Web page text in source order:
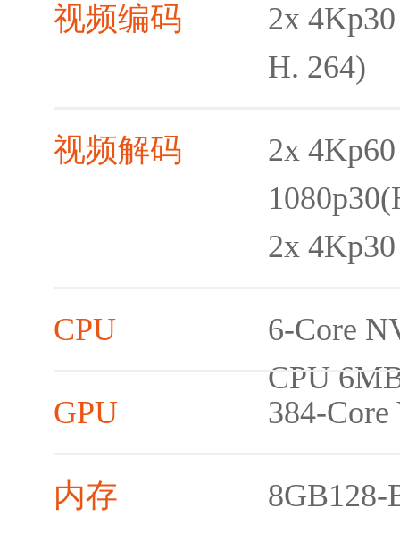
视频编码
2x
H. 264)
视频解码
2x
2x
CPU
6-Core
CPU
GPU
384-Core
内存